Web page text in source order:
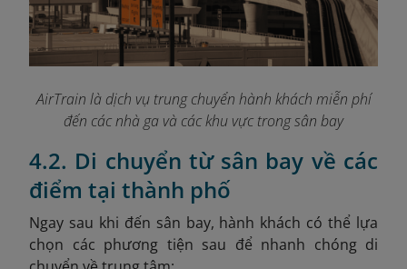
AirTrain là dịch vụ trung chuyển hành khách miễn phí
đến các nhà ga và các khu vực trong sân bay
4.2. Di chuyển từ sân bay về các
điểm tại thành phố
Ngay sau khi đến sân bay, hành khách có thể lựa
chọn các phương tiện sau để nhanh chóng di